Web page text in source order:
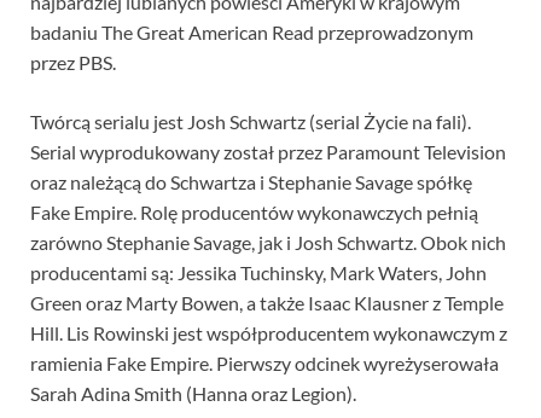
badaniu The Great American Read przeprowadzonym
przez PBS.
Twórcą serialu jest Josh Schwartz (serial Życie na fali).
Serial wyprodukowany został przez Paramount Television
oraz należącą do Schwartza i Stephanie Savage spółkę
Fake Empire. Rolę producentów wykonawczych pełnią
zarówno Stephanie Savage, jak i Josh Schwartz. Obok nich
producentami są: Jessika Tuchinsky, Mark Waters, John
Green oraz Marty Bowen, a także Isaac Klausner z Temple
Hill. Lis Rowinski jest współproducentem wykonawczym z
ramienia Fake Empire. Pierwszy odcinek wyreżyserowała
Sarah Adina Smith (Hanna oraz Legion).